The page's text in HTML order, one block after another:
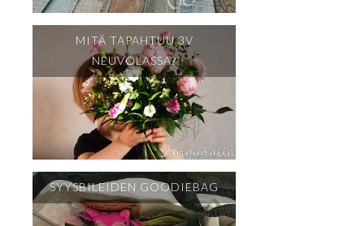
MITÄ TAPAHTUU 3V
NEUVOLASSA?
SYYSBILEIDEN GOODIEBAG